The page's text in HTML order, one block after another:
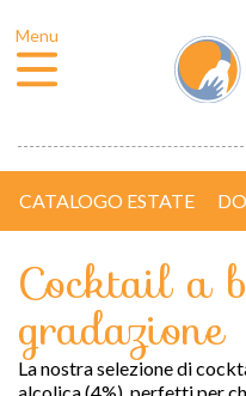
CATALOGO ESTATE
Cocktail a
gradazione
La nostra selezione di
alcolica (4%), perfetti per